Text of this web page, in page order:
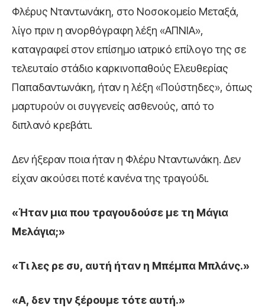
Φλέρυς Νταντωνάκη, στο Νοσοκομείο Μεταξά,
λίγο πριν η ανορθόγραφη λέξη «ΑΠΝΙΑ»,
καταγραφεί στον επίσημο ιατρικό επίλογο της σε
τελευταίο στάδιο καρκινοπαθούς Ελευθερίας
Παπαδαντωνάκη, ήταν η λέξη «Πούστηδες», όπως
μαρτυρούν οι συγγενείς ασθενούς, από το
διπλανό κρεβάτι.
Δεν ήξεραν ποια ήταν η Φλέρυ Νταντωνάκη. Δεν
είχαν ακούσει ποτέ κανένα της τραγούδι.
«Ήταν μια που τραγουδούσε με τη Μάγια
Μελάγια;»
«Τι λες ρε συ, αυτή ήταν η Μπέμπα Μπλάνς.»
«Α, δεν την ξέρουμε τότε αυτή.»